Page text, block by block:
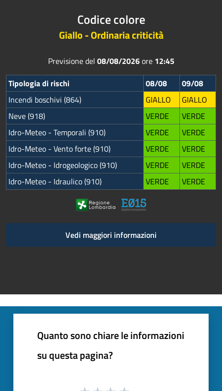
Codice colore
Giallo - Ordinaria criticità
Previsione del 08/08/2026ore 12:45
Tipologia di rischi
08/08
09/08
Incendi boschivi (864)
GIALLO
GIALLO
Neve (918)
VERDE
VERDE
Idro-Meteo - Temporali (910)
VERDE
VERDE
Idro-Meteo - Vento forte (910)
VERDE
VERDE
Idro-Meteo - Idrogeologico (910)
VERDE
VERDE
Idro-Meteo - Idraulico (910)
VERDE VERDE
Vedi maggiori informazioni
Quanto sono chiare le informazioni
su questa pagina?